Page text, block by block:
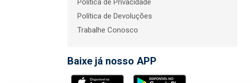
Política de Privacidade
Política de Devoluções
Trabalhe Conosco
Baixe já nosso APP